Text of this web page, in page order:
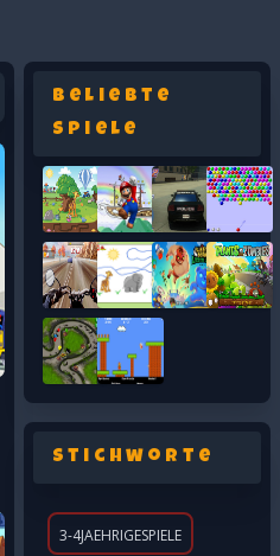
Beliebte
Spiele
Stichworte
3-4JAEHRIGESPIELE